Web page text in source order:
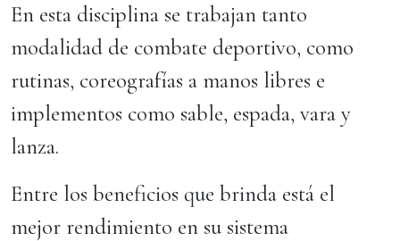
En esta disciplina se trabajan tanto
modalidad de combate deportivo, como
rutinas, coreografías a manos libres e
implementos como sable, espada, vara y
lanza.
Entre los beneficios que brinda está el
mejor rendimiento en su sistema